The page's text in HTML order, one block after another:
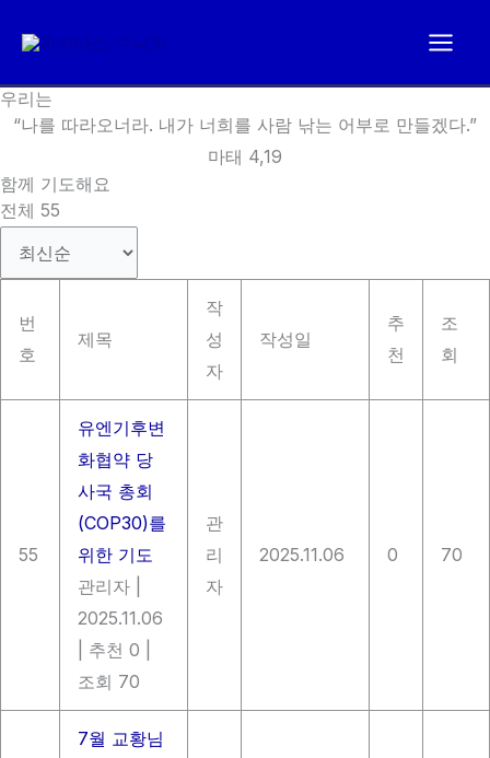
로
너
뛰
우리는
“나를 따라오너라. 내가 너희를 사람 낚는 어부로 만들겠다.”
마태 4,19
함께 기도해요
전체 55
번
호
제목
작
성
자
작성일
추
천
조
회
55
유엔기후변
화협약 당
사국 총회
(COP30)를
위한 기도
관리자
2025.11.06
추천 0
조회 70
관
리
자
2025.11.06 0 70
7월 교황님